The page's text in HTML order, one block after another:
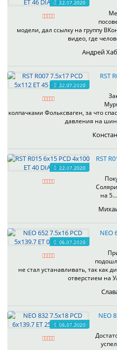
22.07.2020
модели, дал ссылку на группу
видео, где
Андрей
22.07.2020
RST
колпачками Фольксваген, за что
давления на
22.07.2020
RST
на 5...
06.07.2020
NEO
не стал устанавливать, так как
отверстием на
06.07.2020
NEO